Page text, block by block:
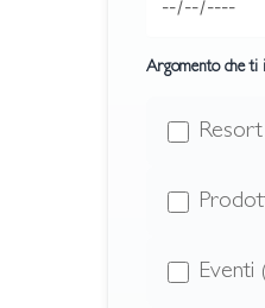
Argomento che ti
Eventi